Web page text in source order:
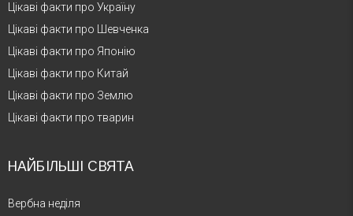
Цікаві факти про Україну
Цікаві факти про Шевченка
Цікаві факти про Японію
Цікаві факти про Китай
Цікаві факти про Землю
Цікаві факти про тварин
НАЙБІЛЬШІ СВЯТА
Вербна неділя